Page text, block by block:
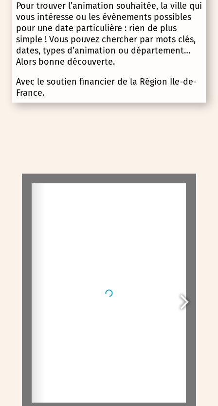
Pour trouver l’animation souhaitée, la ville qui
vous intéresse ou les évènements possibles
pour une date particulière : rien de plus
simple ! Vous pouvez chercher par mots clés,
dates, types d’animation ou département…
Alors bonne découverte.
Avec le soutien financier de la Région Ile-de-
France.